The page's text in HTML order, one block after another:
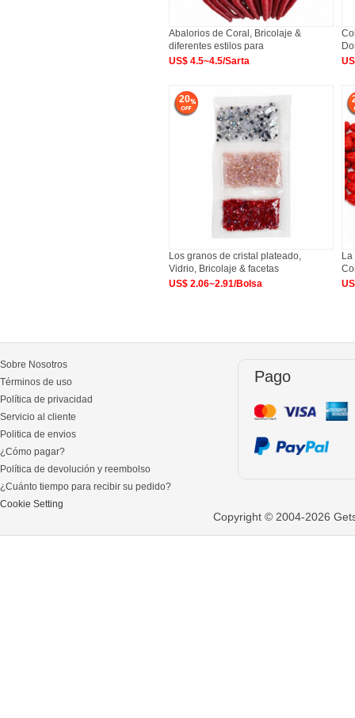
Abalorios de Coral, Bricolaje &
diferentes estilos para
US$ 4.5~4.5/Sarta
20
Los granos de cristal plateado,
Vidrio, Bricolaje & facetas
US$ 2.06~2.91/Bolsa
Sobre Nosotros
Términos de uso
Política de privacidad
Servicio al cliente
Politica de envios
¿Cómo pagar?
Política de devolución y reembolso
¿Cuánto tiempo para recibir su pedido?
Cookie Setting
Pago
Copyright © 2004-2026